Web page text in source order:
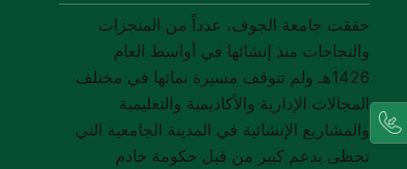
حققت جامعة الجوف، عدداً من المنجزات
والنجاحات منذ إنشائها في أواسط العام
1426هـ ولم تتوقف مسيرة نمائها في مختلف
المجالات الإدارية والأكاديمية والتعليمية
والمشاريع الإنشائية في المدينة الجامعية التي
تحظى بدعم كبير من قبل حكومة خادم